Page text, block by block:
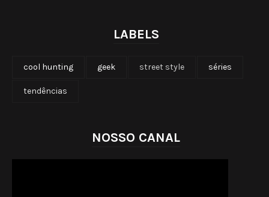
LABELS
cool hunting geek street style séries
tendências
NOSSO CANAL